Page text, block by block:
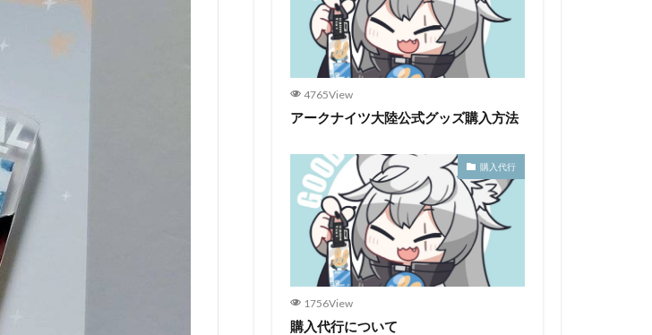
4765View
アークナイツ大陸公式グッズ購入方法
購入代行
1756View
購入代行について